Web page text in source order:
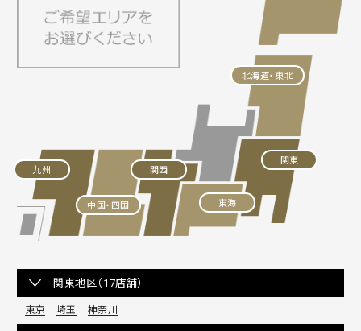
北海道・東北
関東
東海
関西
中国・四国
九州
関東地区（17店舗）
東京 埼玉 神奈川